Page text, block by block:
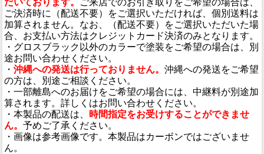
だいております。
ご来店でのお引き取りをご希望の場合は、
ご決済時に（配送不要）をご選択いただければ、個別送料は
加算されません。なお、（配送不要）をご選択いただいた場
合、お支払い方法はクレジットカード決済のみとなります。
・グロスブラック以外のカラーで塗装をご希望の場合は、別
途お問い合わせください。
・ 沖縄への発送は行っておりません。 沖縄への発送をご希望
の方は、別途ご相談ください。
・一部離島へのお届けをご希望の場合には、中継料が別途加
算されます。詳しくはお問い合わせください。
・本製品の配送は、
時間指定をお受けすることができませ
ん。 予めご了承ください。
・画像は参考画像です。本製品はカーボンではございませ
ん。